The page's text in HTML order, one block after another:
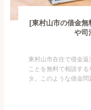
[東村山市の借金無
や司
東村山市在住で借金
ことを無料で相談す
タ。このような借金
族に知られたくない